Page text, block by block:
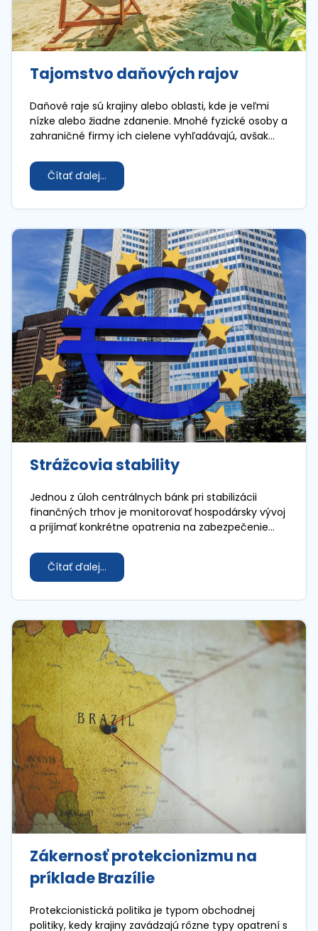
Tajomstvo daňových rajov
Daňové raje sú krajiny alebo oblasti, kde je veľmi
nízke alebo žiadne zdanenie. Mnohé fyzické osoby a
zahraničné firmy ich cielene vyhľadávajú, avšak
dôsledky pre ekonomiku.
Čítať ďalej...
Strážcovia stability
Jednou z úloh centrálnych bánk pri stabilizácii
finančných trhov je monitorovať hospodársky vývoj
a prijímať konkrétne opatrenia na zabezpečenie
Čítať ďalej...
Zákernosť protekcionizmu na
príklade Brazílie
Protekcionistická politika je typom obchodnej
politiky, kedy krajiny zavádzajú rôzne typy opatrení s